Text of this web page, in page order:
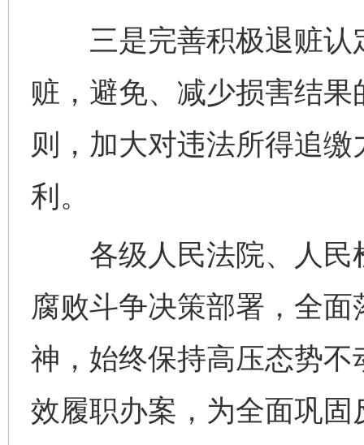
三是完善积极退赃认
赃，避免、减少损害结
则，加大对违法所得追
利。
各级人民法院、人民
腐败斗争决策部署，全
神，始终保持高压态势
效履职办案，为全面巩